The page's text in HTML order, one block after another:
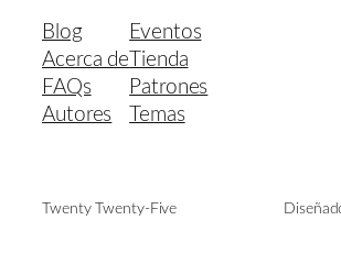
Blog
Acerca de
FAQs
Autores
Eventos
Tienda
Patrones
Temas
Twenty Twenty-Five